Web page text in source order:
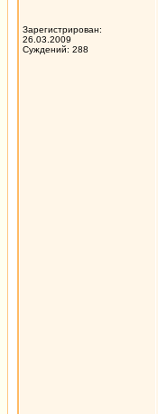
Зарегистрирован:
26.03.2009
Суждений: 288